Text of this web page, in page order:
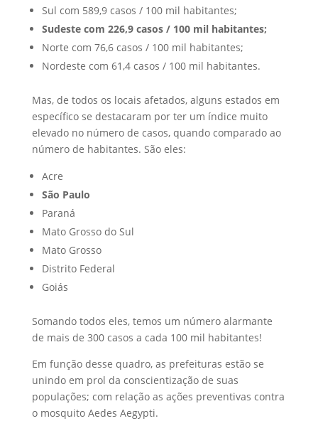
Sul com 589,9 casos / 100 mil habitantes;
Sudeste com 226,9 casos / 100 mil habitantes;
Norte com 76,6 casos / 100 mil habitantes;
Nordeste com 61,4 casos / 100 mil habitantes.
Mas, de todos os locais afetados, alguns estados em
específico se destacaram por ter um índice muito
elevado no número de casos, quando comparado ao
número de habitantes. São eles:
Acre
São Paulo
Paraná
Mato Grosso do Sul
Mato Grosso
Distrito Federal
Goiás
Somando todos eles, temos um número alarmante
de mais de 300 casos a cada 100 mil habitantes!
Em função desse quadro, as prefeituras estão se
unindo em prol da conscientização de suas
populações; com relação as ações preventivas contra
o mosquito Aedes Aegypti.